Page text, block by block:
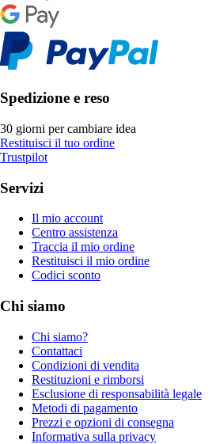
Spedizione e reso
30 giorni per cambiare idea
Restituisci il tuo ordine
Trustpilot
Servizi
Il mio account
Centro assistenza
Traccia il mio ordine
Restituisci il mio ordine
Codici sconto
Chi siamo
Chi siamo?
Contattaci
Condizioni di vendita
Restituzioni e rimborsi
Esclusione di responsabilità legale
Metodi di pagamento
Prezzi e opzioni di consegna
Informativa sulla privacy